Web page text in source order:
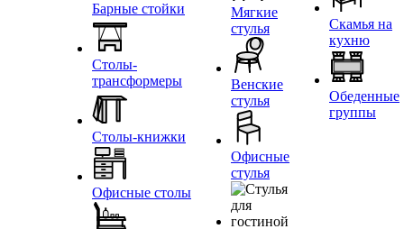
Барные стойки
Столы-
трансформеры
Столы-книжки
Офисные столы
Мягкие
стулья
Венские
стулья
Офисные
стулья
Скамья на
кухню
Обеденные
группы